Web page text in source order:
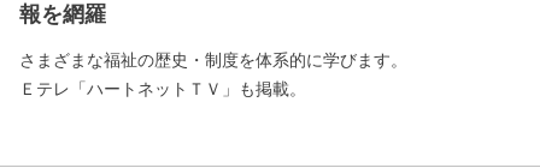
報を網羅
さまざまな福祉の歴史・制度を体系的に学びます。
Ｅテレ「ハートネットＴＶ」も掲載。